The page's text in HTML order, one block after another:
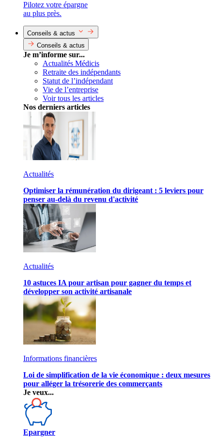
Pilotez votre épargne
au plus près.
Conseils & actus
Conseils & actus
Je m’informe sur...
Actualités Médicis
Retraite des indépendants
Statut de l’indépendant
Vie de l’entreprise
Voir tous les articles
Nos derniers articles
Actualités
Optimiser la rémunération du dirigeant : 5 leviers pour
penser au-delà du revenu d'activité
Actualités
10 astuces IA pour artisan pour gagner du temps et
développer son activité artisanale
Informations financières
Loi de simplification de la vie économique : deux mesures
pour alléger la trésorerie des commerçants
Je veux...
Epargner